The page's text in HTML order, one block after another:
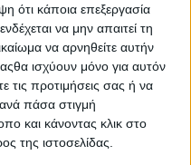
ότι κάποια επεξεργασία
να μην απαιτεί τη
να αρνηθείτε αυτήν
ισχύουν μόνο για αυτόν
τις προτιμήσεις σας ή να
πάσα στιγμή
και κάνοντας κλικ στο
της ιστοσελίδας.
πολύ πιο κοντά στην
που είδαμε στην
παρουσιάσει από τότε
την πρώτη
αυτή (διαβάστε